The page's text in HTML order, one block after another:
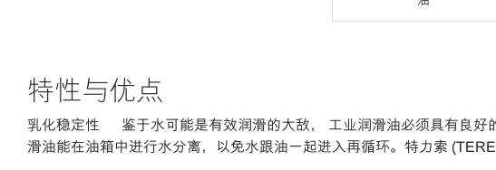
特性与优点
乳化稳定性 – 鉴于水可能是有效润滑的大敌， 工业润滑油必须具有良
滑油能在油箱中进行水分离，以免水跟油一起进入再循环。特力索